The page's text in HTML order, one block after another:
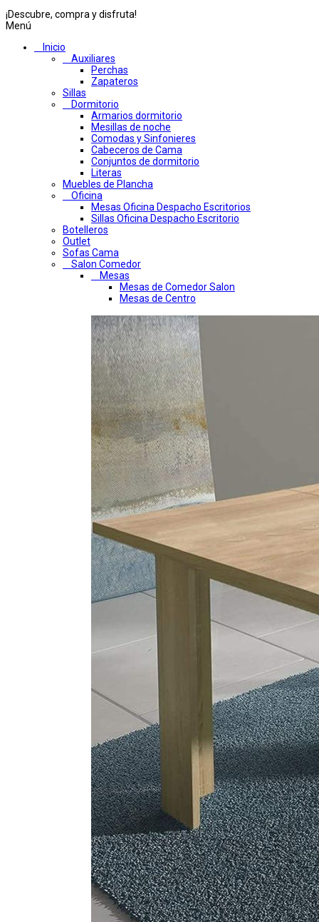
¡Descubre, compra y disfruta!
Menú
Inicio
Auxiliares
Perchas
Zapateros
Sillas
Dormitorio
Armarios dormitorio
Mesillas de noche
Comodas y Sinfonieres
Cabeceros de Cama
Conjuntos de dormitorio
Literas
Muebles de Plancha
Oficina
Mesas Oficina Despacho Escritorios
Sillas Oficina Despacho Escritorio
Botelleros
Outlet
Sofas Cama
Salon Comedor
Mesas
Mesas de Comedor Salon
Mesas de Centro